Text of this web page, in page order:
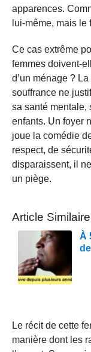
apparences.
lui-même, mais le
Ce cas extrême
femmes doivent-
d’un ménage ?
souffrance ne
sa santé mentale,
enfants. Un foyer
joue la comédie
respect, de
disparaissent, il
un piège.
Article Similaire
À
Le récit de cette
manière dont les